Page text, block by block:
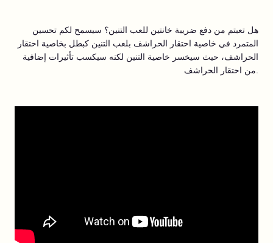
هل تعبتم من دفع ضريبة خانتين للعب التنين؟ سيسمح لكم تحسين
المتمرد في خاصية احتقار الحراشف بلعب التنين كبطل بخاصية احتقار
الحراشف، حيث سيخسر خاصية التنين لكنه سيكسب تأثيرات إضافية